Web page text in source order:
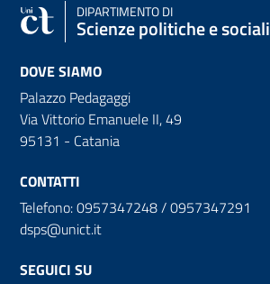
DIPARTIMENTO DI
Scienze politiche e sociali
DOVE SIAMO
Palazzo Pedagaggi
Via Vittorio Emanuele II, 49
95131 - Catania
CONTATTI
Telefono: 0957347248 / 0957347291
dsps@unict.it
SEGUICI SU